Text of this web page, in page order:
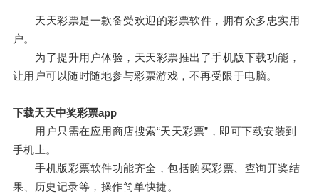
天天彩票是一款备受欢迎的彩票软件，拥有众多忠实用
户。
为了提升用户体验，天天彩票推出了手机版下载功能，
让用户可以随时随地参与彩票游戏，不再受限于电脑。
下载天天中奖彩票app
用户只需在应用商店搜索“天天彩票”，即可下载安装到
手机上。
手机版彩票软件功能齐全，包括购买彩票、查询开奖结
果、历史记录等，操作简单快捷。